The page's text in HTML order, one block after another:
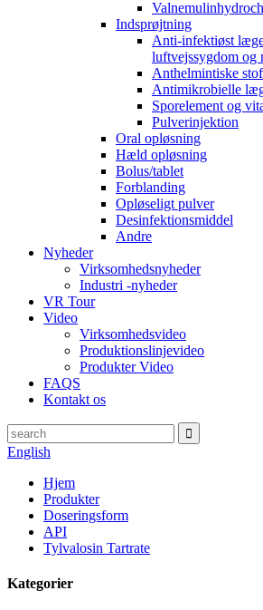
Indsprøjtning
Anti-infektiøst
luftvejssygdom og
Anthelmintiske
Antimikrobielle
Sporelement og
Pulverinjektion
Oral opløsning
Hæld opløsning
Bolus/tablet
Forblanding
Opløseligt pulver
Desinfektionsmiddel
Andre
Nyheder
Virksomhedsnyheder
Industri -nyheder
VR Tour
Video
Virksomhedsvideo
Produktionslinjevideo
Produkter Video
FAQS
Kontakt os
English
Hjem
Produkter
Doseringsform
API
Tylvalosin Tartrate
Kategorier